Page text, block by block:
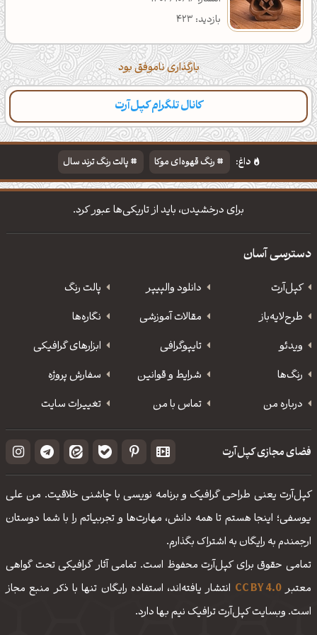
بازدید: 423
بارگذاری ناموفق بود
کانال تلگرام کپل‌آرت
دسته‌بندی مطالب تازه تایپوگرافی پالت‌ها
داغ: رنگ قهوه‌ای موکا
پالت رنگ ترند سال
دانلود والپیپر مذهبی
تایپوگرافی شعر مولانا
برای درخشیدن، باید از تاریکی‌ها عبور کرد.
دسترسی آسان
کپل‌آرت دانلود‌ والپیپر
پالت رنگ
طرح‌لایه‌باز
مقالات آموزشی
نگاره‌ها
ویدئو
‌تایپوگرافی
ابزارهای گرافیکی
رنگ‌ها
شرایط و قوانین
سفارش پروژه
درباره من
تماس با من تغییرات سایت
فضای مجازی کپل‌آرت
کپل‌آرت یعنی طراحی گرافیک و برنامه نویسی با چاشنی خلاقیت. من علی
یوسفی؛ اینجا هستم تا همه دانش، مهارت‌‌ها و تجربیاتم را با شما دوستان
ارجمندم به رایگان به اشتراک بگذارم.
تمامی حقوق برای کپل‌آرت محفوظ است. تمامی آثار گرافیکی تحت گواهی
معتبرCC BY 4.0 انتشار یافته‌اند، استفاده رایگان تنها با ذکر منبع مجاز
است. وبسایت کپل‌آرت ترافیک نیم بها دارد.